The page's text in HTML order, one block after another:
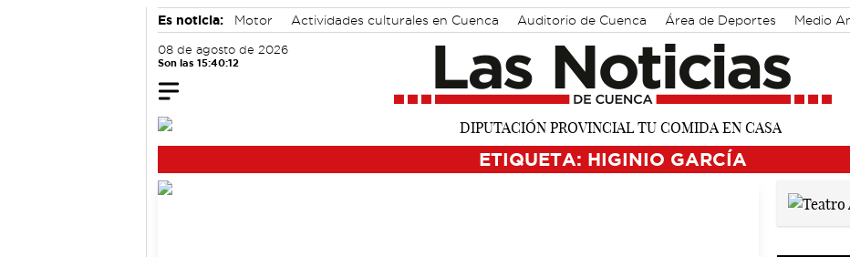
Es noticia: Motor Actividades culturales en Cuenca Auditorio de Cuenca Área de Deportes Medio
08 de agosto de 2026
Son las 15:40:13
ETIQUETA: HIGINIO GARCÍA